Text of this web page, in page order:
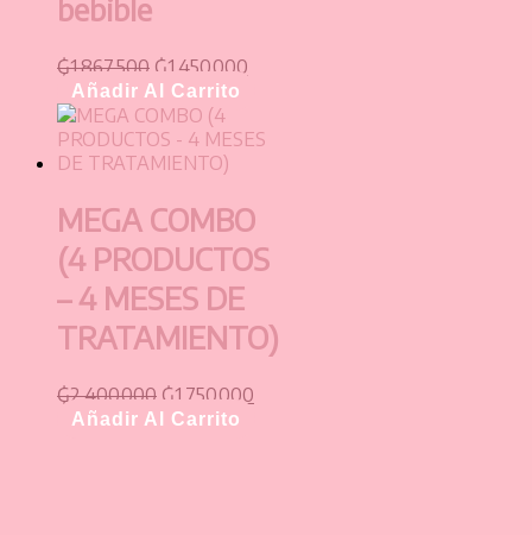
bebible
₲1.867.500 ₲1.450.000
Añadir Al Carrito
MEGA COMBO
(4 PRODUCTOS
– 4 MESES DE
TRATAMIENTO)
₲2.400.000 ₲1.750.000
Añadir Al Carrito